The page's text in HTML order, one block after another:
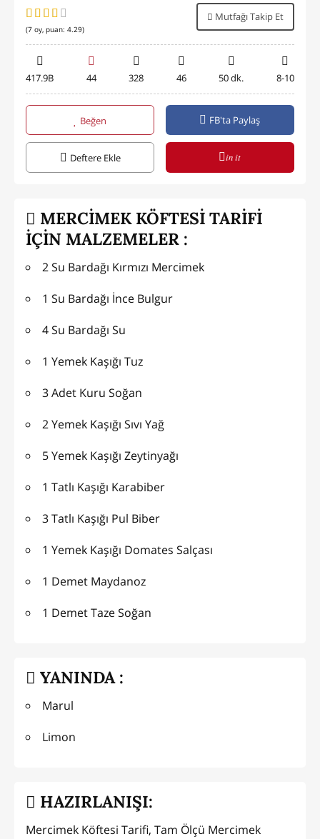
(7 oy, puan: 4.29)
Mutfağı Takip Et
417.9B 44 328 46 50 dk. 8-10
Beğen FB'ta Paylaş
Deftere Ekle in it
MERCİMEK KÖFTESİ TARİFİ
İÇİN MALZEMELER :
2 Su Bardağı Kırmızı Mercimek
1 Su Bardağı İnce Bulgur
4 Su Bardağı Su
1 Yemek Kaşığı Tuz
3 Adet Kuru Soğan
2 Yemek Kaşığı Sıvı Yağ
5 Yemek Kaşığı Zeytinyağı
1 Tatlı Kaşığı Karabiber
3 Tatlı Kaşığı Pul Biber
1 Yemek Kaşığı Domates Salçası
1 Demet Maydanoz
1 Demet Taze Soğan
YANINDA :
Marul
Limon
HAZIRLANIŞI:
Mercimek Köftesi Tarifi, Tam Ölçü Mercimek